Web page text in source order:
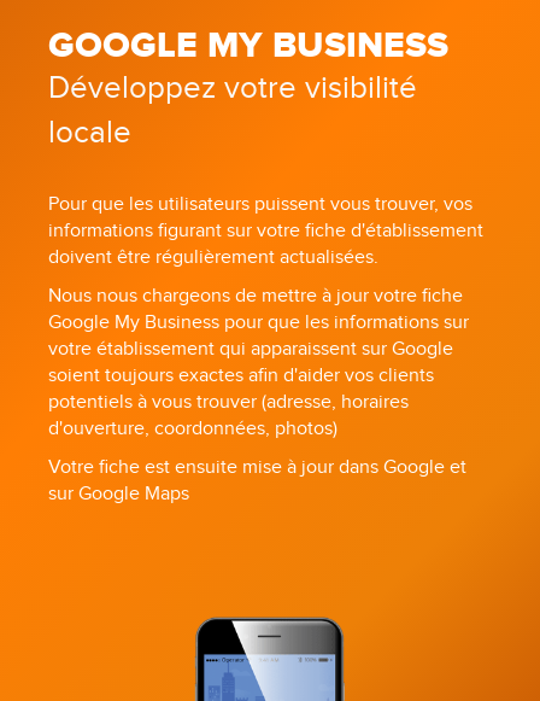
GOOGLE MY BUSINESS
Développez votre visibilité
locale
Pour que les utilisateurs puissent vous trouver, vos
informations figurant sur votre fiche d'établissement
doivent être régulièrement actualisées.
Nous nous chargeons de mettre à jour votre fiche
Google My Business pour que les informations sur
votre établissement qui apparaissent sur Google
soient toujours exactes afin d'aider vos clients
potentiels à vous trouver (adresse, horaires
d'ouverture, coordonnées, photos)
Votre fiche est ensuite mise à jour dans Google et
sur Google Maps